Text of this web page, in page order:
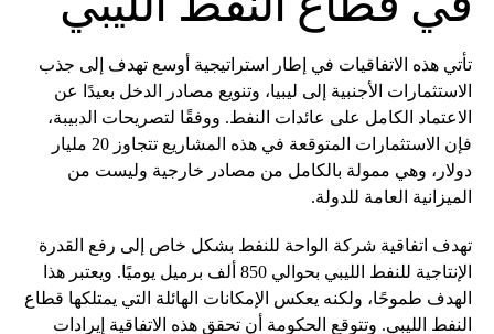
تأتي هذه الاتفاقيات في إطار استراتيجية أوسع تهدف إلى جذب
الاستثمارات الأجنبية إلى ليبيا، وتنويع مصادر الدخل بعيدًا عن
الاعتماد الكامل على عائدات النفط. ووفقًا لتصريحات الدبيبة،
فإن الاستثمارات المتوقعة في هذه المشاريع تتجاوز 20 مليار
دولار، وهي ممولة بالكامل من مصادر خارجية وليست من
الميزانية العامة للدولة.
تهدف اتفاقية شركة الواحة للنفط بشكل خاص إلى رفع القدرة
الإنتاجية للنفط الليبي بحوالي 850 ألف برميل يوميًا. ويعتبر هذا
الهدف طموحًا، ولكنه يعكس الإمكانات الهائلة التي يمتلكها قطاع
النفط الليبي. وتتوقع الحكومة أن تحقق هذه الاتفاقية إيرادات